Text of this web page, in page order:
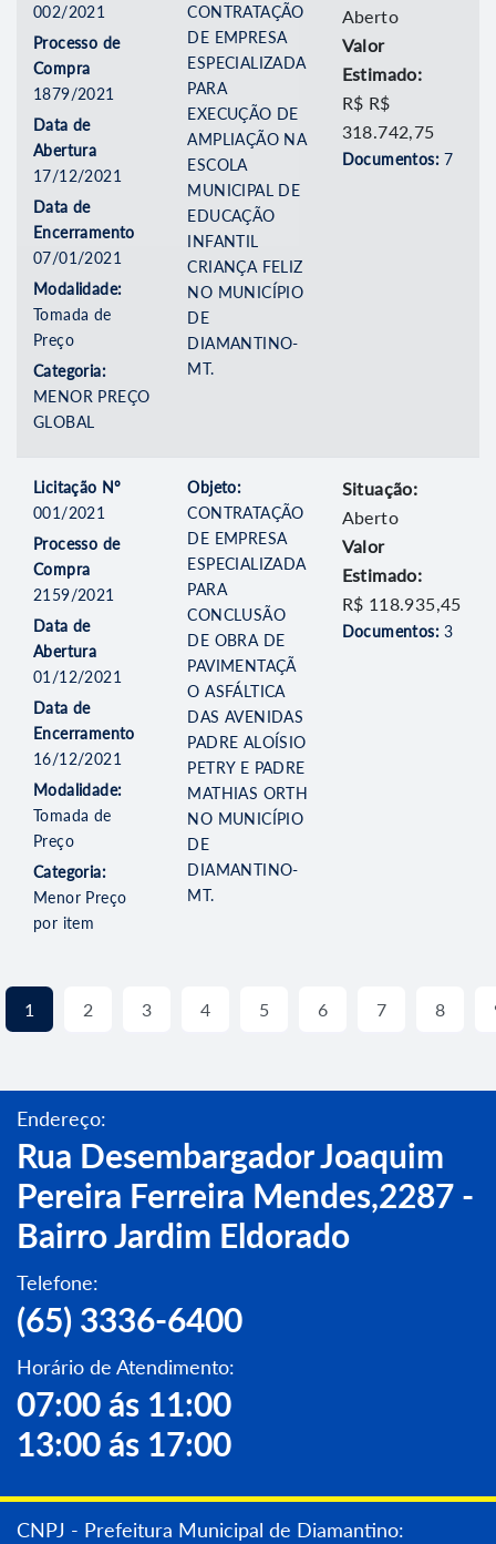
002/2021
Processo de
Compra
1879/2021
Data de
Abertura
17/12/2021
Data de
Encerramento
07/01/2021
Modalidade:
Tomada de
Preço
Categoria:
MENOR PREÇO
GLOBAL
CONTRATAÇÃO
DE EMPRESA
ESPECIALIZADA
PARA
EXECUÇÃO DE
AMPLIAÇÃO NA
ESCOLA
MUNICIPAL DE
EDUCAÇÃO
INFANTIL
CRIANÇA FELIZ
NO MUNICÍPIO
DE
DIAMANTINO-
MT.
Aberto
Valor
Estimado:
R$ R$
318.742,75
Documentos:7
Licitação Nº
001/2021
Processo de
Compra
2159/2021
Data de
Abertura
01/12/2021
Data de
Encerramento
16/12/2021
Modalidade:
Tomada de
Preço
Categoria:
Menor Preço
por item
Objeto:
CONTRATAÇÃO
DE EMPRESA
ESPECIALIZADA
PARA
CONCLUSÃO
DE OBRA DE
PAVIMENTAÇÃ
O ASFÁLTICA
DAS AVENIDAS
PADRE ALOÍSIO
PETRY E PADRE
MATHIAS ORTH
NO MUNICÍPIO
DE
DIAMANTINO-
MT.
Situação:
Aberto
Valor
Estimado:
R$ 118.935,45
Documentos:3
1 2 3 4 5 6 7 8
Endereço:
Rua Desembargador Joaquim
Pereira Ferreira Mendes,2287 -
Bairro Jardim Eldorado
Telefone:
(65) 3336-6400
Horário de Atendimento:
07:00 ás 11:00
13:00 ás 17:00
CNPJ - Prefeitura Municipal de Diamantino: